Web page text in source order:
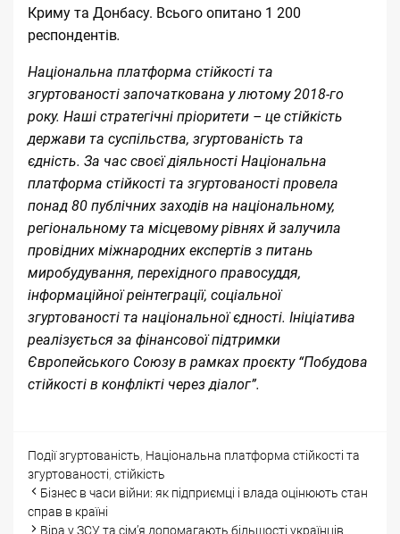
Криму та Донбасу. Всього опитано 1 200
респондентів.
Національна платформа стійкості та
згуртованості започаткована у лютому 2018-го
року. Наші стратегічні пріоритети – це стійкість
держави та суспільства, згуртованість та
єдність. За час своєї діяльності Національна
платформа стійкості та згуртованості провела
понад 80 публічних заходів на національному,
регіональному та місцевому рівнях й залучила
провідних міжнародних експертів з питань
миробудування, перехідного правосуддя,
інформаційної реінтеграції, соціальної
згуртованості та національної єдності. Ініціатива
реалізується за фінансової підтримки
Європейського Союзу в рамках проєкту “Побудова
стійкості в конфлікті через діалог”.
Categories
ПодіїTags
згуртованість, Національна платформа стійкості та
згуртованості, стійкість
Post
navigation
Бізнес в часи війни: як підприємці і влада оцінюють стан
справ в країні
Віра у ЗСУ та сім’я допомагають більшості українців